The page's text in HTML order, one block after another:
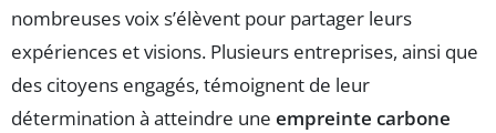
nombreuses voix s’élèvent pour partager leurs
expériences et visions. Plusieurs entreprises, ainsi que
des citoyens engagés, témoignent de leur
détermination à atteindre une empreinte carbone